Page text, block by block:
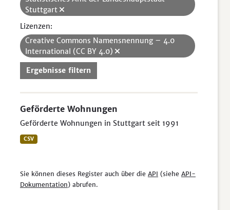
Stuttgart
Lizenzen:
Creative Commons Namensnennung – 4.0
International (CC BY 4.0)
Ergebnisse filtern
Geförderte Wohnungen
Geförderte Wohnungen in Stuttgart seit 1991
CSV
Sie können dieses Register auch über die API (siehe API-
Dokumentation) abrufen.